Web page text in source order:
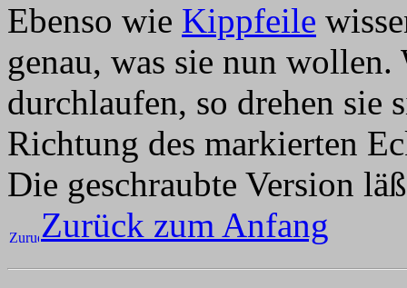
Ebenso wie Kippfeile
genau, was sie nun
durchlaufen, so drehen sie
Richtung des markierten
Die geschraubte Version
Zurück zum Anfang